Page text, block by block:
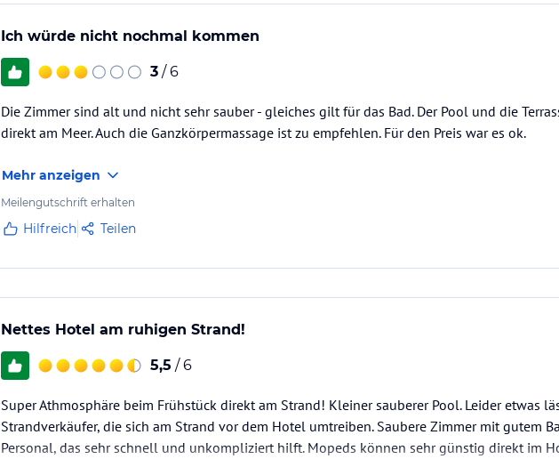
Ich würde nicht nochmal kommen
3 / 6
Die Zimmer sind alt und nicht sehr sauber - gleiches gilt für das Bad. Der Pool und die
direkt am Meer. Auch die Ganzkörpermassage ist zu empfehlen. Für den Preis war es ok.
Mehr anzeigen
Meilengutschrift erhalten
Hilfreich Teilen
Nettes Hotel am ruhigen Strand!
5,5 / 6
Super Athmosphäre beim Frühstück direkt am Strand! Kleiner sauberer Pool. Leider etwas
Strandverkäufer, die sich am Strand vor dem Hotel umtreiben. Saubere Zimmer mit gutem
Personal, das sehr schnell und unkompliziert hilft. Mopeds können sehr günstig direkt im